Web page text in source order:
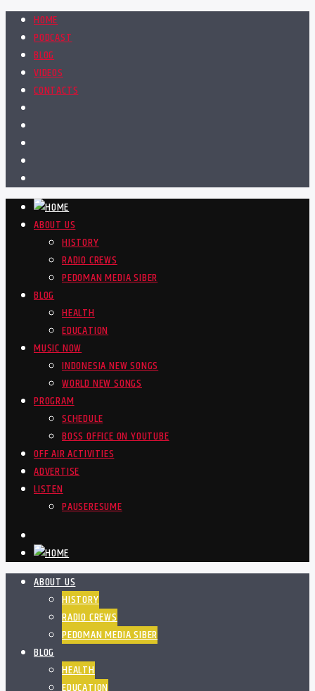
HOME
PODCAST
BLOG
VIDEOS
CONTACTS
ABOUT US
HISTORY
RADIO CREWS
PEDOMAN MEDIA SIBER
BLOG
HEALTH
EDUCATION
MUSIC NOW
INDONESIA NEW SONGS
WORLD NEW SONGS
PROGRAM
SCHEDULE
BOSS OFFICE ON YOUTUBE
OFF AIR ACTIVITIES
ADVERTISE
LISTEN
PAUSERESUME
ABOUT US
HISTORY
RADIO CREWS
PEDOMAN MEDIA SIBER
BLOG
HEALTH